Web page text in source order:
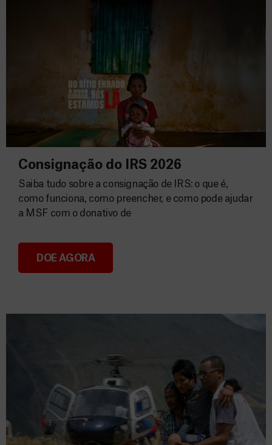
Consignação do IRS 2026
Consignação do IRS 2026
Saiba tudo sobre a consignação de IRS: o que é,
como funciona, como preencher, e como pode ajudar
a MSF com o donativo de
DOE AGORA